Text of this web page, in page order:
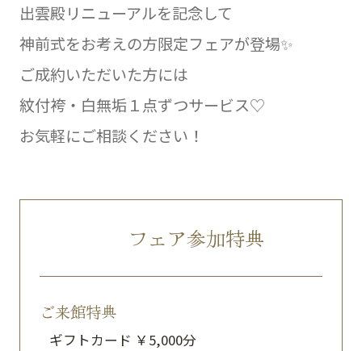
出雲殿リニューアルを記念して
神前式をお考えの方限定フェアが登場✨
ご成約いただいた方には
紋付袴・白無垢１点ずつサービス♡
お気軽にご相談ください！
フェア参加特典
ご来館特典
ギフトカード ￥5,000分